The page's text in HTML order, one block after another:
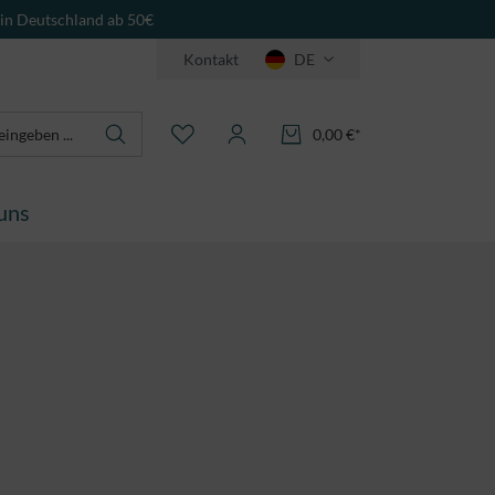
Deutschland ab 50€
Kontakt DE
0,00 €*